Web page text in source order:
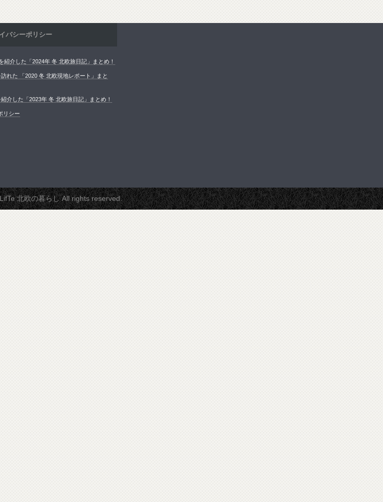
バシーポリシー
紹介した「2024年 冬 北欧旅日記」まとめ！
れた 「2020 冬 北欧現地レポート」まと
介した「2023年 冬 北欧旅日記」まとめ！
リシー
LifTe 北欧の暮らしAll rights reserved.